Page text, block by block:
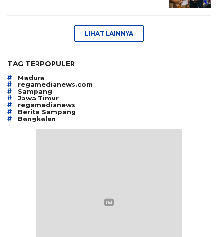
LIHAT LAINNYA
TAG TERPOPULER
# Madura
# regamedianews.com
# Sampang
# Jawa Timur
# regamedianews
# Berita Sampang
# Bangkalan